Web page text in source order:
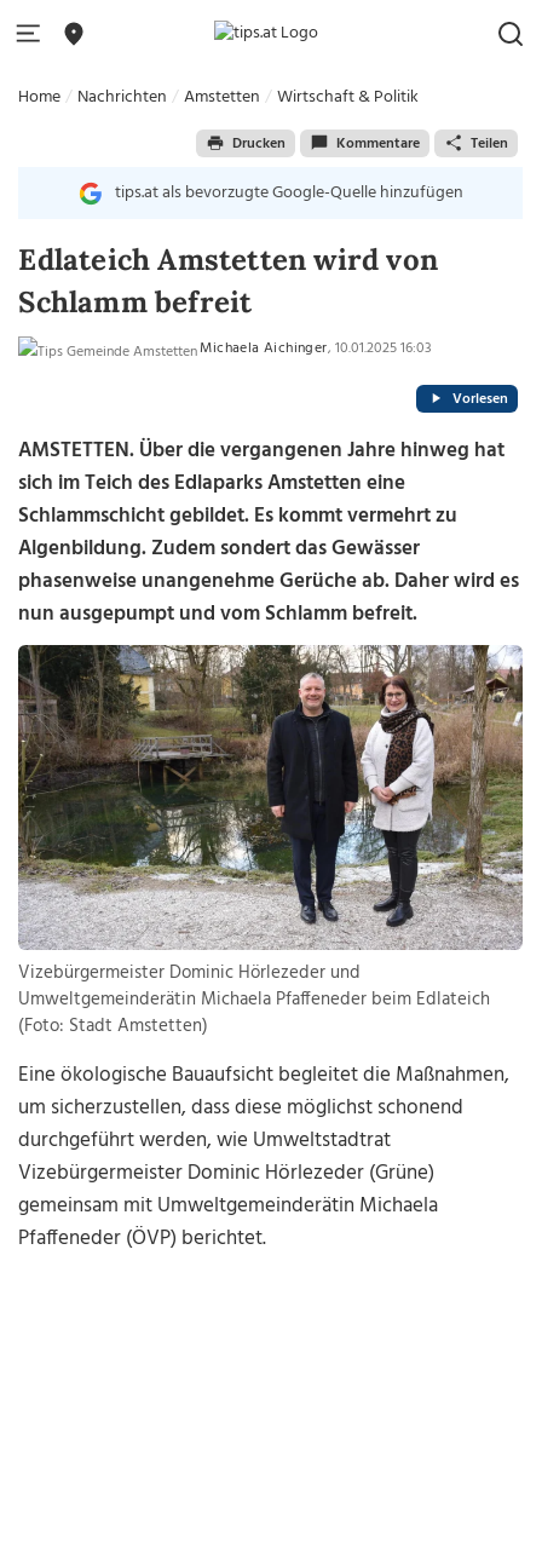
Home Nachrichten Amstetten Wirtschaft & Politik
Drucken Kommentare Teilen
tips.at als bevorzugte Google-Quelle hinzufügen
Edlateich Amstetten wird von
Schlamm befreit
Michaela Aichinger, 10.01.2025 16:03
Vorlesen
AMSTETTEN. Über die vergangenen Jahre hinweg hat
sich im Teich des Edlaparks Amstetten eine
Schlammschicht gebildet. Es kommt vermehrt zu
Algenbildung. Zudem sondert das Gewässer
phasenweise unangenehme Gerüche ab. Daher wird es
nun ausgepumpt und vom Schlamm befreit.
Vizebürgermeister Dominic Hörlezeder und
Umweltgemeinderätin Michaela Pfaffeneder beim Edlateich
(Foto: Stadt Amstetten)
Eine ökologische Bauaufsicht begleitet die Maßnahmen,
um sicherzustellen, dass diese möglichst schonend
durchgeführt werden, wie Umweltstadtrat
Vizebürgermeister Dominic Hörlezeder (Grüne)
gemeinsam mit Umweltgemeinderätin Michaela
Pfaffeneder (ÖVP) berichtet.